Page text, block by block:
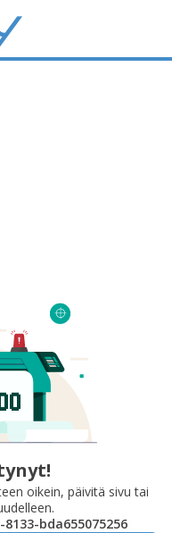
oikein, päivitä sivu tai
bda655075256